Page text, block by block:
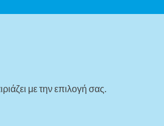
με την επιλογή σας.